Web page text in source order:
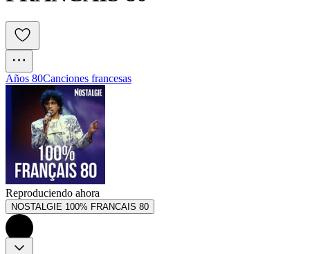
Años 80Canciones francesas
Reproduciendo ahora
NOSTALGIE 100% FRANCAIS 80